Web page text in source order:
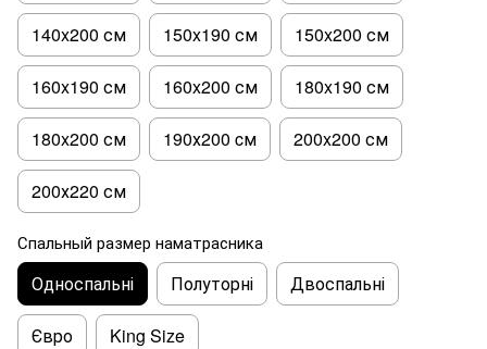
140x200 см 150x190 см 150x200 см
160x190 см 160x200 см 180x190 см
180x200 см 190х200 cм 200x200 см
200х220 см
Спальный размер наматрасника
Односпальні Полуторні Двоспальні
Євро King Size